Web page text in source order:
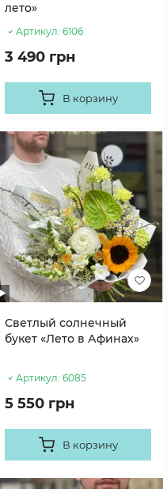
лето»
Артикул: 6106
3 490 грн
В корзину
Светлый солнечный
букет «Лето в Афинах»
Артикул: 6085
5 550 грн
В корзину